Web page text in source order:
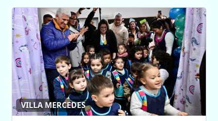
VILLA MERCEDES